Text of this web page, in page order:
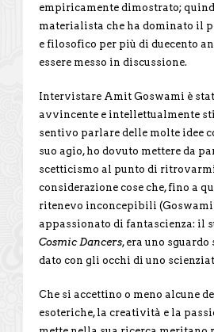
empiricamente dimostrato;
materialista che ha dominato il
e filosofico per più di duecento
essere messo in discussione.
Intervistare Amit Goswami è
avvincente e intellettualmente
sentivo parlare delle molte idee
suo agio, ho dovuto mettere da
scetticismo al punto di
considerazione cose che, fino a
ritenevo inconcepibili (Goswami
appassionato di fantascienza: il
Cosmic Dancers, era uno
dato con gli occhi di uno
Che si accettino o meno alcune
esoteriche, la creatività e la